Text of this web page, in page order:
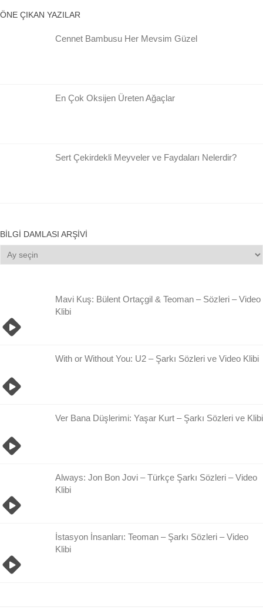
ÖNE ÇIKAN YAZILAR
Cennet Bambusu Her Mevsim Güzel
En Çok Oksijen Üreten Ağaçlar
Sert Çekirdekli Meyveler ve Faydaları Nelerdir?
BILGI DAMLASI ARŞIVI
Bilgi
Damlası
Mavi Kuş: Bülent Ortaçgil & Teoman – Sözleri – Video
Klibi
With or Without You: U2 – Şarkı Sözleri ve Video Klibi
Ver Bana Düşlerimi: Yaşar Kurt – Şarkı Sözleri ve Klibi
Always: Jon Bon Jovi – Türkçe Şarkı Sözleri – Video
Klibi
İstasyon İnsanları: Teoman – Şarkı Sözleri – Video
Klibi